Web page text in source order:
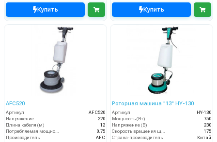
Купить Купить
AFC520
Артикул
AFC520
Напряжение
220
Длина кабеля (м)
12
Потребляемая мощность (кВт)
0.75
Производитель
AFC
Роторная машина "13" HY-130
Артикул
HY-130
Мощность (Вт)
750
Напряжение (В)
230
Скорость вращения щётки (об/мин)
175
Страна-производитель
Китай